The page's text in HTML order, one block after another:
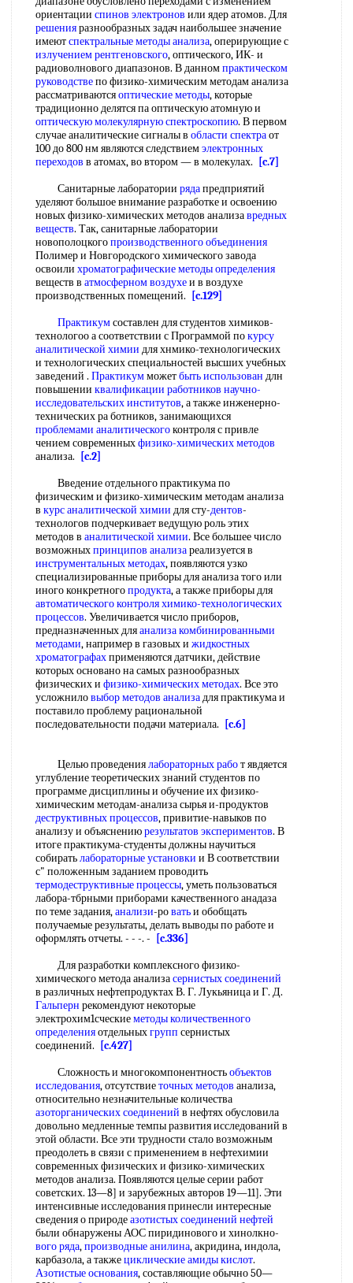
ориентации спинов электронов или ядер атомов. Для
решенияразнообразных задач наибольшее значение
имеютспектральные методы анализа, оперирующие с
излучением рентгеновского, оптического, ИК- и
радиоволнового диапазонов. В данномпрактическом
руководствепо физико-химическим методам анализа
рассматриваютсяоптические методы, которые
традиционно делятся па оптическую атомную и
оптическую молекулярную спектроскопию. В первом
случае аналитические сигналы в области спектраот
100 до 800 нм являются следствиемэлектронных
переходов в атомах, во втором — в молекулах.
[c.7]
Санитарные лаборатории рядапредприятий
уделяют большое внимание разработке и освоению
новых физико-химических методов анализавредных
веществ. Так, санитарные лаборатории
новополоцкогопроизводственного объединения
Полимер и Новгородского химического завода
освоили хроматографические методы определения
веществ в атмосферном воздухеи в воздухе
производственных помещений.
[c.129]
Практикумсоставлен для студентов химиков-
технологоо а соответствии с Программой покурсу
аналитической химии для хнмико-технологических
и технологических специальностей высших учебных
заведений . Практикумможетбыть использован длн
повышении квалификации работников научно-
исследовательских институтов, а также инженерно-
технических ра ботников, занимающихся
проблемами аналитическогоконтроля с привле
чением современныхфизико-химических методов
анализа.
[c.2]
Введение отдельного практикума по
физическим и физико-химическим методам анализа
в курс аналитической химии для сту-дентов-
технологов подчеркивает ведущую роль этих
методов в аналитической химии. Все большее число
возможныхпринципов анализареализуется в
инструментальных методах, появляются узко
специализированные приборы для анализа того или
иного конкретногопродукта, а также приборы для
автоматического контроляхимико-технологических
процессов. Увеличивается число приборов,
предназначенных дляанализа комбинированными
методами, например в газовых и жидкостных
хроматографахприменяются датчики, действие
которых основано на самых разнообразных
физических и физико-химических методах. Все это
усложниловыбор методов анализадля практикума и
поставило проблему рациональной
последовательности подачи материала.
[c.6]
Целью проведениялабораторных работ явдяется
углубление теоретических знаний студентов по
программе дисциплины и обучение их физико-
химическим методам-анализа сырья и-продуктов
деструктивных процессов, привитие-навыков по
анализу и объяснениюрезультатов экспериментов. В
итоге практикума-студенты должны научиться
собиратьлабораторные установки и В соответствии
с" положенным заданием проводить
термодеструктивные процессы, уметь пользоваться
лабора-тбрными приборами качественного анадаза
по теме задания,анализи-роватьи обобщать
получаемые результаты, делать выводы по работе и
оформлять отчеты. - - -. -
[c.336]
Для разработки комплексного физико-
химического метода анализасернистых соединений
в различных нефтепродуктах В. Г. Лукьяница и Г. Д.
Гальперн рекомендуют некоторые
электрохим1сческиеметоды количественного
определенияотдельныхгрупп сернистых
соединений.
[c.427]
Сложность и многокомпонентностьобъектов
исследования, отсутствиеточных методов анализа,
относительно незначительные количества
азоторганических соединений в нефтях обусловила
довольно медленные темпы развития исследований в
этой области. Все эти трудности стало возможным
преодолеть в связи с применением в нефтехимии
современных физических и физико-химических
методов анализа. Появляются целые серии работ
советских. 13—8] и зарубежных авторов 19—11]. Эти
интенсивные исследования принесли интересные
сведения о природеазотистых соединений нефтей
были обнаружены АОС пиридинового и хинолкно-
вогоряда,производные анилина, акридина, индола,
карбазола, а такжециклические амиды кислот.
Азотистые основания, составляющие обычно 50—